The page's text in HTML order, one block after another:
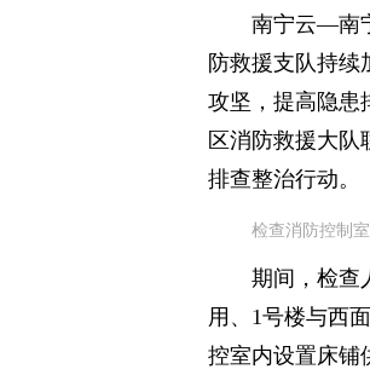
南宁云—南
防救援支队持
攻坚，提高隐患
区消防救援大
排查整治行动。
检查消防控制室
期间，检查
用、1号楼与西
控室内设置床铺